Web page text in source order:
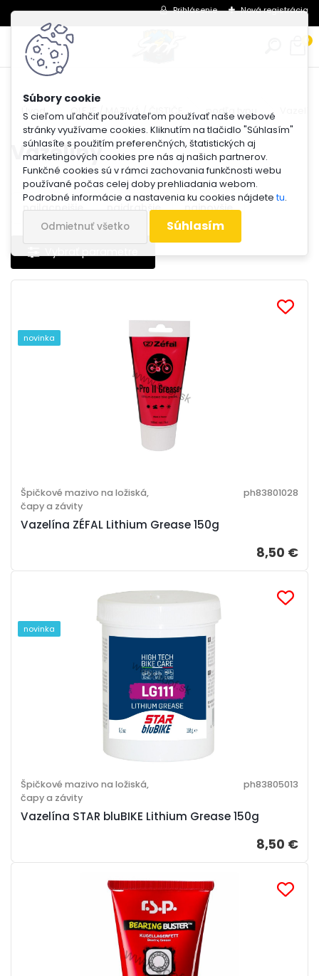
S cieľom uľahčiť používateľom používať naše webové
stránky využívame cookies. Kliknutím na tlačidlo "Súhlasím"
súhlasíte s použitím preferenčných, štatistických aj
marketingových cookies pre nás aj našich partnerov.
Funkčné cookies sú v rámci zachovania funkčnosti webu
používané počas celej doby prehliadania webom.
Podrobné informácie a nastavenia ku cookies nájdete tu.
Odmietnuť všetko Súhlasím
Prihlásenie Nová registrácia
0
Úvod OLEJE / MAZIVÁ / ČISTIČE podľa typu
Vazelíny
najlacnejšie najdrahšie najnovšie
Vazelína ZÉFAL Lithium Grease 150g
Špičkové mazivo na ložiská,
čapy a závity
ph83801028
8,50 €
novinka
Vazelína STAR bluBIKE Lithium Grease 150g
Špičkové mazivo na ložiská,
čapy a závity
ph83805013
8,50 €
novinka